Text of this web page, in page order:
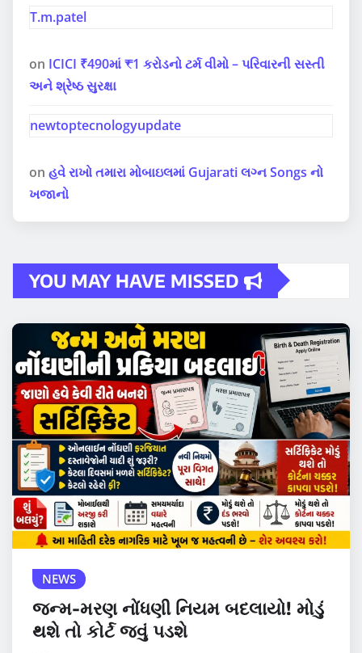
T.m.patel
on ICICI ₹490માં ₹1 કરોડનો ટર્મ વીમો – પરિવારની સસ્તી
અને શ્રેષ્ઠ સુરક્ષા
newtoptecnologyupdate
on હવે રાખો તમારા મોબાઇલમાં Gujarati લગ્ન Songs નો
ખજાનો
YOU MAY HAVE MISSED
NEWS
જન્મ-મરણ નોંધણી નિયમ બદલાયો! મોડું
થશે તો કોર્ટ જવું પડશે